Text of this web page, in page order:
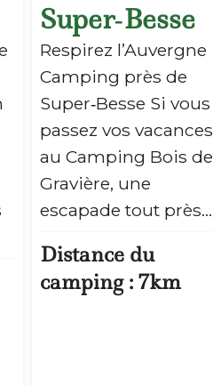
Super‑Besse
Respirez l’Auvergne
Camping près de
Super‑Besse Si vous
passez vos vacances
au Camping Bois de
Gravière, une
escapade tout près…
Distance du
camping : 7km